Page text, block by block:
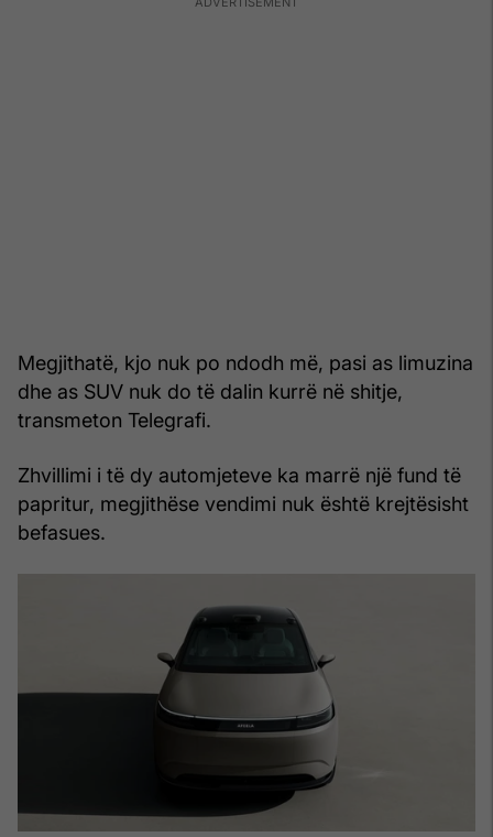
Megjithatë, kjo nuk po ndodh më, pasi as limuzina
dhe as SUV nuk do të dalin kurrë në shitje,
transmeton Telegrafi.
Zhvillimi i të dy automjeteve ka marrë një fund të
papritur, megjithëse vendimi nuk është krejtësisht
befasues.